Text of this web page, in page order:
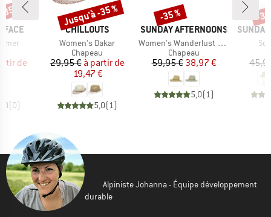
FACE
réduit
de
(0)
%
MARQUE
CHILLOUTS
Article
Women's Dakar
Product group
Chapeau
Prix
29,95 € Prix réduit
à partir de
19,47 €
5,0( 1)
Remise
Jusqu'à -35 %
MARQUE
SUNDAY AFTERNOONS
Article
Women's Wanderlust Fedora
Product group
Chapeau
Prix
59,95 €Prix réduit
38,97 €
5,0( 1)
Remise
-35 %
MARQUE
-
Alpiniste Johanna - Équipe développement
durable